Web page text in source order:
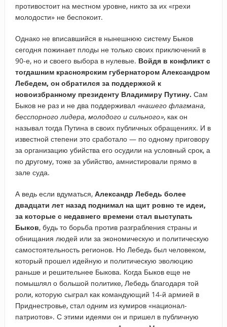
противостоит на местном уровне, никто за их «грехи
молодости» не беспокоит.
Однако не вписавшийся в нынешнюю систему Быков
сегодня пожинает плоды не только своих приключений в
90-е, но и своего выбора в нулевые. Войдя в конфликт с
тогдашним красноярским губернатором Александром
Лебедем, он обратился за поддержкой к
новоизбранному президенту Владимиру Путину. Сам
Быков не раз и не два поддерживал «нашего флагмана,
бесспорного лидера, молодого и сильного», как он
называл тогда Путина в своих публичных обращениях. И в
известной степени это сработало — по одному приговору
за организацию убийства его осудили на условный срок, а
по другому, тоже за убийство, амнистировали прямо в
зале суда.
А ведь если вдуматься, Александр Лебедь более
двадцати лет назад поднимал на щит ровно те идеи,
за которые с недавнего времени стал выступать
Быков, будь то борьба против разграбления страны и
обнищания людей или за экономическую и политическую
самостоятельность регионов. Но Лебедь был человеком,
который прошел идейную и политическую эволюцию
раньше и решительнее Быкова. Когда Быков еще не
помышлял о большой политике, Лебедь благодаря той
роли, которую сыграл как командующий 14-й армией в
Приднестровье, стал одним из кумиров «национал-
патриотов». С этими идеями он и пришел в публичную